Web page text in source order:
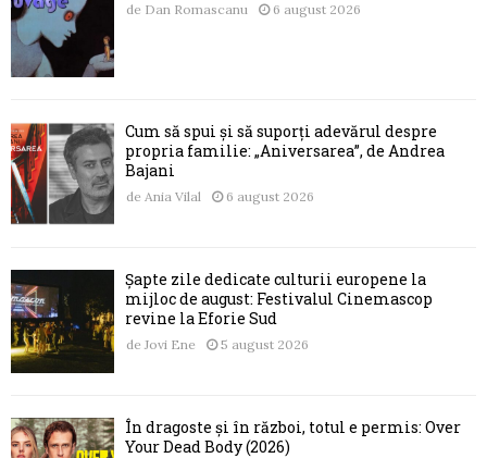
de Dan Romascanu 6 august 2026
Cum să spui și să suporți adevărul despre
propria familie: „Aniversarea”, de Andrea
Bajani
de Ania Vilal 6 august 2026
Șapte zile dedicate culturii europene la
mijloc de august: Festivalul Cinemascop
revine la Eforie Sud
de Jovi Ene 5 august 2026
În dragoste și în război, totul e permis: Over
Your Dead Body (2026)